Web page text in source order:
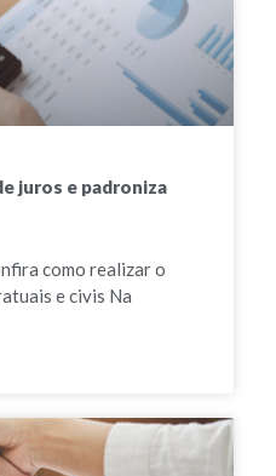
juros e padroniza
como realizar o
e civis Na